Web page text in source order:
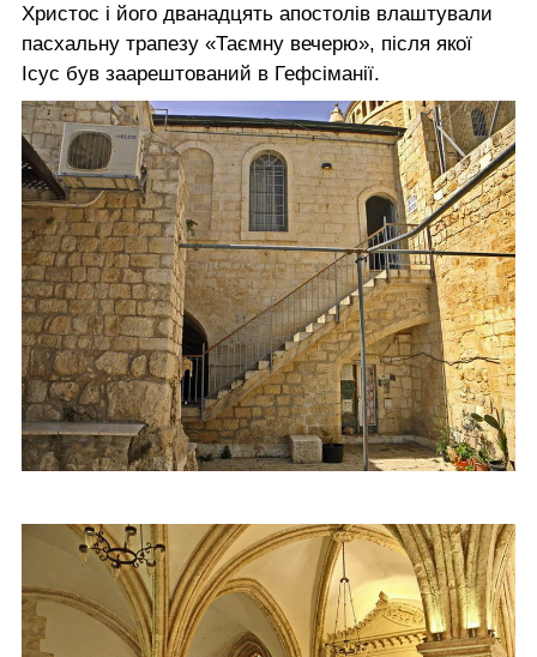
Христос і його дванадцять апостолів влаштували
пасхальну трапезу «Таємну вечерю», після якої
Ісус був заарештований в Гефсіманії.